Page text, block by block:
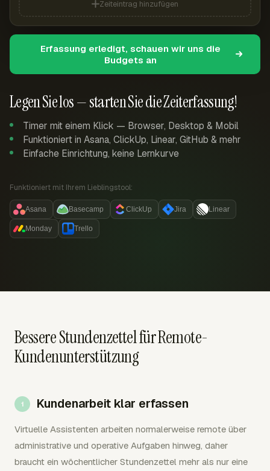
Legen Sie los — starten Sie die Zeiterfassung!
Timer mit einem Klick — Browser, Desktop & Mobil
Funktioniert in Asana, ClickUp, Linear, GitHub & mehr
Einfache Einrichtung, keine Lernkurve
Funktioniert mit Ihrem Lieblingstool:
Asana Basecamp ClickUp Jira Linear
Monday Trello
Zeiteintrag hinzufügen
Erfassung erledigt, schauen wir uns die
Budgets an
Bessere Stundenzettel für Remote-
Kundenunterstützung
Kundenarbeit klar erfassen
Virtuelle Assistenten arbeiten normalerweise remote über
administrative und operative Aufgaben hinweg, daher
braucht ein wöchentlicher Stundenzettel mehr als nur eine